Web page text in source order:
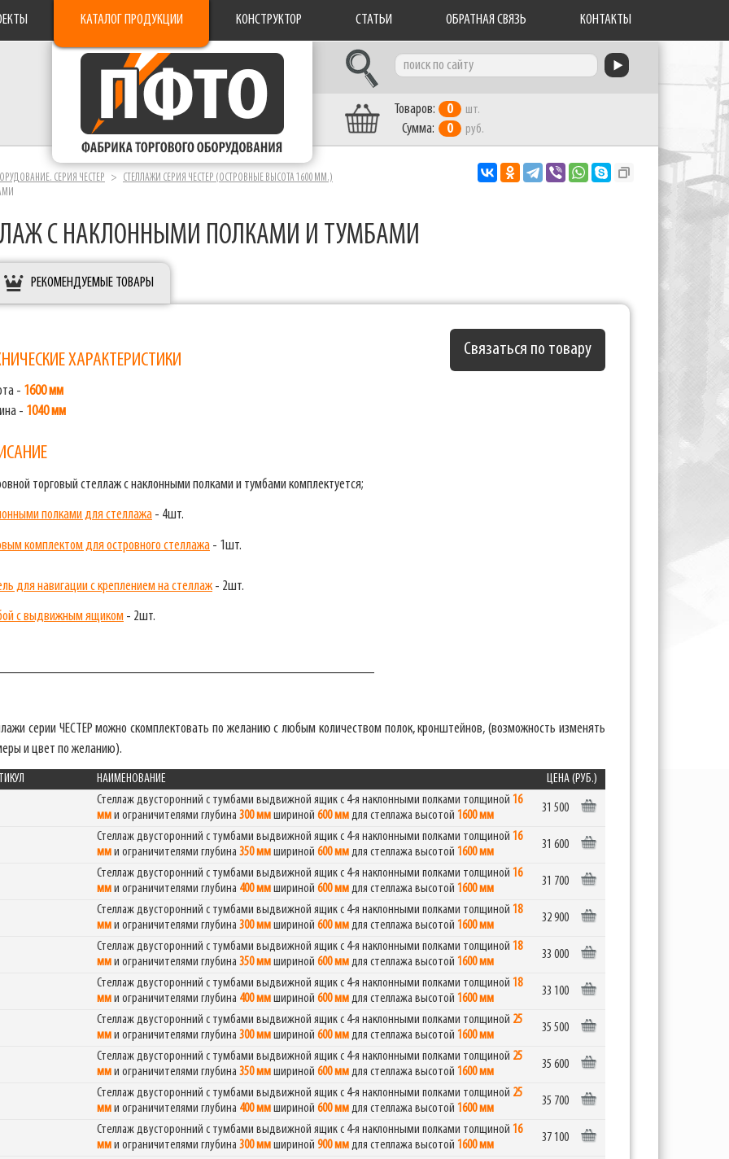
КАТАЛОГ ПРОДУКЦИИ КОНСТРУКТОР СТАТЬИ ОБРАТНАЯ СВЯЗЬ КОНТАКТЫ
Фабрика торгового оборудования
Товаров: 0 шт.
Сумма: 0 руб.
СЕРИЯ ЧЕСТЕР
СТЕЛЛАЖИ СЕРИЯ ЧЕСТЕР (ОСТРОВНЫЕ ВЫСОТА 1600 ММ.)
С НАКЛОННЫМИ ПОЛКАМИ И ТУМБАМИ
РЕКОМЕНДУЕМЫЕ ТОВАРЫ
Связаться по товару
ХАРАКТЕРИСТИКИ
- 1600 мм
- 1040 мм
торговый стеллаж с наклонными полками и тумбами комплектуется;
полками для стеллажа - 4шт.
комплектом для островного стеллажа - 1шт.
для навигации с креплением на стеллаж - 2шт.
с выдвижным ящиком - 2шт.
серии ЧЕСТЕР можно скомплектовать по желанию с любым количеством полок, кронштейнов, (возможность изменять
и цвет по желанию).
НАИМЕНОВАНИЕ
ЦЕНА (РУБ.)
Стеллаж двусторонний с тумбами выдвижной ящик с 4-я наклонными полками толщиной 16
мми ограничителями глубина 300 ммшириной 600 ммдля стеллажа высотой 1600 мм
31 500
Стеллаж двусторонний с тумбами выдвижной ящик с 4-я наклонными полками толщиной 16
мми ограничителями глубина 350 ммшириной 600 ммдля стеллажа высотой 1600 мм
31 600
Стеллаж двусторонний с тумбами выдвижной ящик с 4-я наклонными полками толщиной 16
мми ограничителями глубина 400 ммшириной 600 ммдля стеллажа высотой 1600 мм
31 700
Стеллаж двусторонний с тумбами выдвижной ящик с 4-я наклонными полками толщиной 18
мми ограничителями глубина 300 ммшириной 600 ммдля стеллажа высотой 1600 мм
32 900
Стеллаж двусторонний с тумбами выдвижной ящик с 4-я наклонными полками толщиной 18
мми ограничителями глубина 350 ммшириной 600 ммдля стеллажа высотой 1600 мм
33 000
Стеллаж двусторонний с тумбами выдвижной ящик с 4-я наклонными полками толщиной 18
мми ограничителями глубина 400 ммшириной 600 ммдля стеллажа высотой 1600 мм
33 100
Стеллаж двусторонний с тумбами выдвижной ящик с 4-я наклонными полками толщиной 25
мми ограничителями глубина 300 ммшириной 600 ммдля стеллажа высотой 1600 мм
35 500
Стеллаж двусторонний с тумбами выдвижной ящик с 4-я наклонными полками толщиной 25
мми ограничителями глубина 350 ммшириной 600 ммдля стеллажа высотой 1600 мм
35 600
Стеллаж двусторонний с тумбами выдвижной ящик с 4-я наклонными полками толщиной 25
мми ограничителями глубина 400 ммшириной 600 ммдля стеллажа высотой 1600 мм
35 700
Стеллаж двусторонний с тумбами выдвижной ящик с 4-я наклонными полками толщиной 16
мми ограничителями глубина 300 ммшириной 900 ммдля стеллажа высотой 1600 мм
37 100